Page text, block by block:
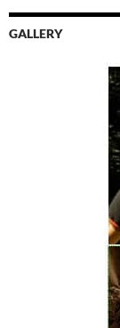
GALLERY